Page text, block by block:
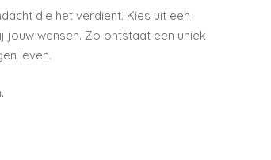
die het verdient. Kies uit een
wensen. Zo ontstaat een uniek
leven.